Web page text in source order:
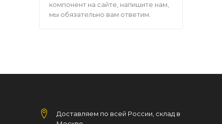
компонент на сайте, напишите нам,
мы обязательно вам ответим.
Доставляем по всей России, склад в